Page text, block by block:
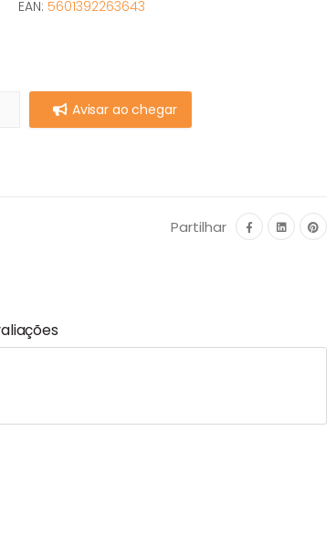
EAN: 5601392263643
Avisar ao chegar
Partilhar